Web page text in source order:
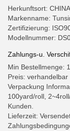
Herkunftsort: CHINA
Markenname:
Zertifizierung:
Modellnummer:
Zahlungs-u.
Min Bestellmenge:
Preis: verhandelbar
Verpackung
100yard/roll,
Kunden.
Lieferzeit: